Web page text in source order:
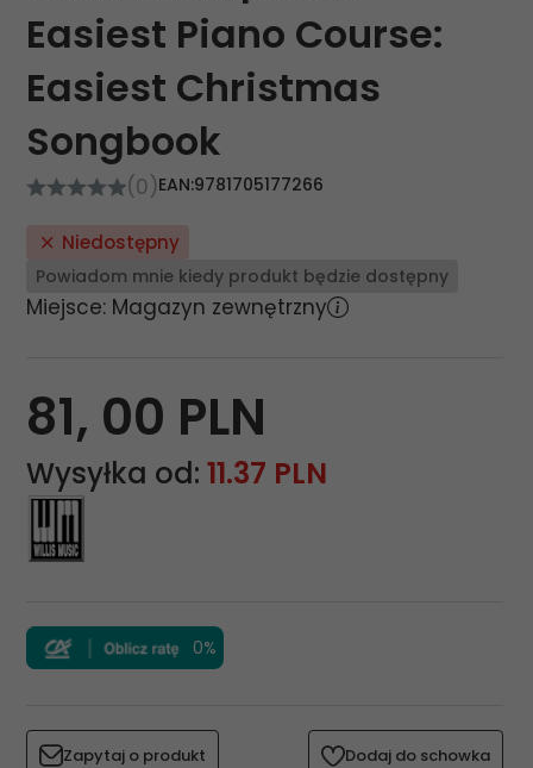
Easiest Piano Course:
Easiest Christmas
Songbook
(0)EAN:9781705177266
Niedostępny
Powiadom mnie kiedy produkt będzie dostępny
Miejsce: Magazyn zewnętrzny
81, 00 PLN
Wysyłka od: 11.37 PLN
0%
Zapytaj o produkt Dodaj do schowka